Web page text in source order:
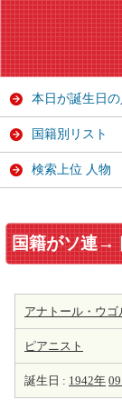
国籍がソ連→
アナトール・ウゴ
ピアニスト
誕生日 : 1942年
本日が誕生日の
国籍別リスト
検索上位 人物